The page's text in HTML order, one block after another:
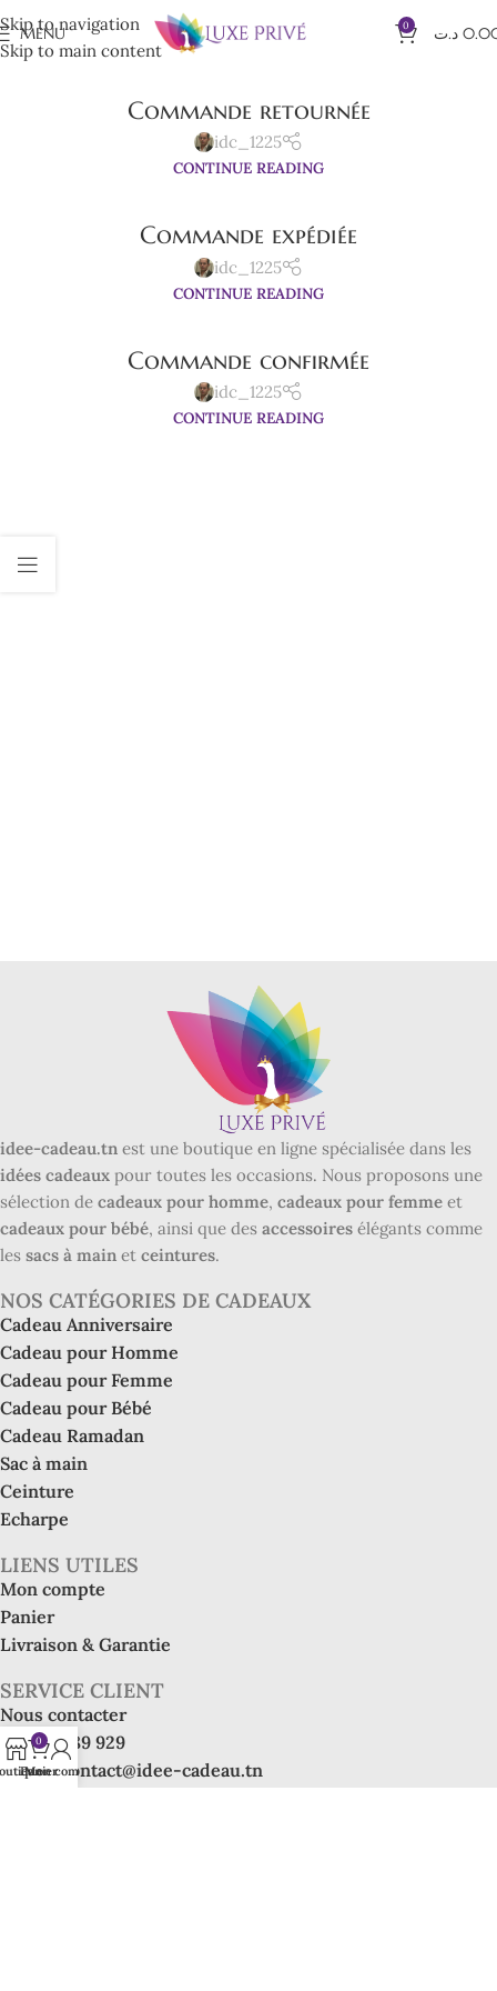
Skip to navigation
Skip to main content
MENU 0 د.ت
Commande retournée
idc_1225
CONTINUE READING
Commande expédiée
idc_1225
CONTINUE READING
Commande confirmée
idc_1225
CONTINUE READING
idee-cadeau.tn est une boutique en ligne spécialisée dans les
idées cadeaux pour toutes les occasions. Nous proposons une
sélection de cadeaux pour homme, cadeaux pour femme et
cadeaux pour bébé, ainsi que des accessoires élégants comme
les sacs à main et ceintures.
NOS CATÉGORIES DE CADEAUX
Cadeau Anniversaire
Cadeau pour Homme
Cadeau pour Femme
Cadeau pour Bébé
Cadeau Ramadan
Sac à main
Ceinture
Echarpe
LIENS UTILES
Mon compte
Panier
Livraison & Garantie
SERVICE CLIENT
Nous contacter
Tél : 55 789 929
Email : contact@idee-cadeau.tn
0
Panier
Mon compte